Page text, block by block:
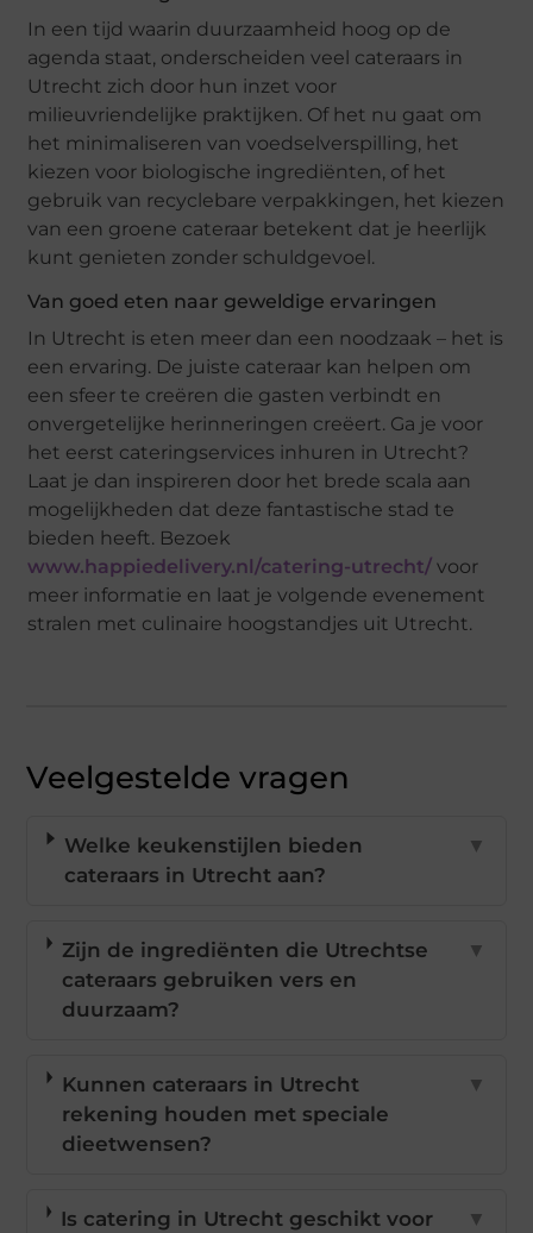
In een tijd waarin duurzaamheid hoog op de
agenda staat, onderscheiden veel cateraars in
Utrecht zich door hun inzet voor
milieuvriendelijke praktijken. Of het nu gaat om
het minimaliseren van voedselverspilling, het
kiezen voor biologische ingrediënten, of het
gebruik van recyclebare verpakkingen, het kiezen
van een groene cateraar betekent dat je heerlijk
kunt genieten zonder schuldgevoel.
Van goed eten naar geweldige ervaringen
In Utrecht is eten meer dan een noodzaak – het is
een ervaring. De juiste cateraar kan helpen om
een sfeer te creëren die gasten verbindt en
onvergetelijke herinneringen creëert. Ga je voor
het eerst cateringservices inhuren in Utrecht?
Laat je dan inspireren door het brede scala aan
mogelijkheden dat deze fantastische stad te
bieden heeft. Bezoek
www.happiedelivery.nl/catering-utrecht/ voor
meer informatie en laat je volgende evenement
stralen met culinaire hoogstandjes uit Utrecht.
Veelgestelde vragen
Welke keukenstijlen bieden
cateraars in Utrecht aan?
▼
Zijn de ingrediënten die Utrechtse
cateraars gebruiken vers en
duurzaam?
▼
Kunnen cateraars in Utrecht
rekening houden met speciale
dieetwensen?
▼
Is catering in Utrecht geschikt voor ▼